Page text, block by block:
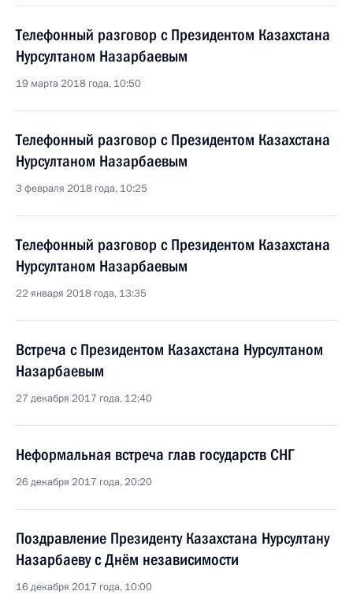
Телефонный разговор с Президентом Казахстана
Нурсултаном Назарбаевым
19 марта 2018 года, 10:50
Телефонный разговор с Президентом Казахстана
Нурсултаном Назарбаевым
3 февраля 2018 года, 10:25
Телефонный разговор с Президентом Казахстана
Нурсултаном Назарбаевым
22 января 2018 года, 13:35
Встреча с Президентом Казахстана Нурсултаном
Назарбаевым
27 декабря 2017 года, 12:40
Неформальная встреча глав государств СНГ
26 декабря 2017 года, 20:20
Поздравление Президенту Казахстана Нурсултану
Назарбаеву с Днём независимости
16 декабря 2017 года, 10:00